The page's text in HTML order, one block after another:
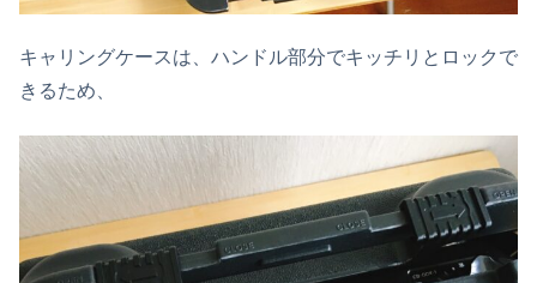
キャリングケースは、ハンドル部分でキッチリとロックで
きるため、